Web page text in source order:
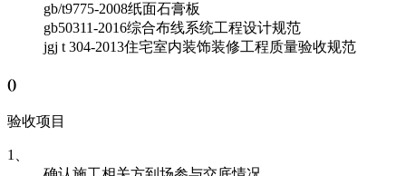
gb/t9775-2008纸面石膏板
gb50311-2016综合布线系统工程设计规范
jgj t 304-2013住宅室内装饰装修工程质量验收规范
()
验收项目
1、